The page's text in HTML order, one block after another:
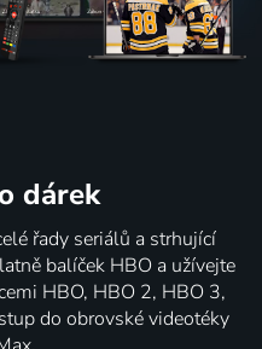
dárek
řady seriálů a strhující
balíček HBO a užívejte
HBO, HBO 2, HBO 3,
do obrovské videotéky